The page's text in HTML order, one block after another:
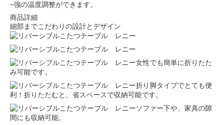
~強の温度調整ができます。
商品詳細
細部までこだわりの設計とデザイン
女性でも簡単に折りたた
み可能です。
折り脚タイプでとても便
利！折りたたむと、省スペースで収納可能です。
ソファー下や、家具の隙
間にも収納可能。